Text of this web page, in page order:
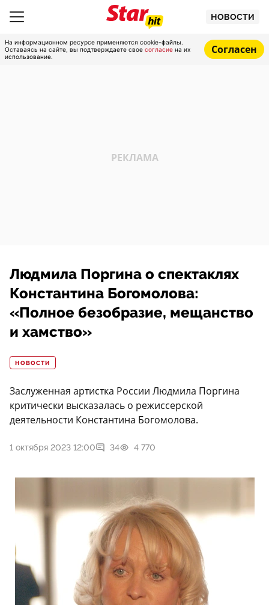
НОВОСТИ
На информационном ресурсе применяются cookie-файлы.
Оставаясь на сайте, вы подтверждаете свое согласие на их
использование.
Согласен
Людмила Поргина о спектаклях
Константина Богомолова:
«Полное безобразие, мещанство
и хамство»
НОВОСТИ
Заслуженная артистка России Людмила Поргина
критически высказалась о режиссерской
деятельности Константина Богомолова.
1 октября 2023 12:00 34 4 770